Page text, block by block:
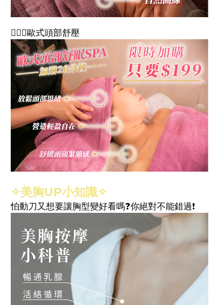
💆🏻‍♀️歐式頭部舒壓
✧美胸UP小知識✧
怕動刀又想要讓胸型變好看嗎❓你絕對不能錯過❗️